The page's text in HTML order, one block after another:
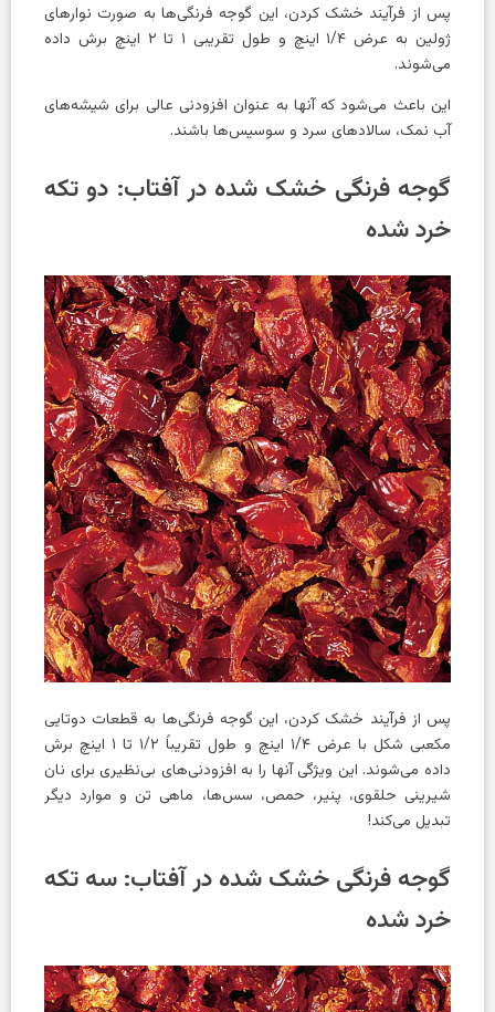
پس از فرآیند خشک کردن، این گوجه فرنگی‌ها به صورت نوارهای
ژولین به عرض ۱/۴ اینچ و طول تقریبی ۱ تا ۲ اینچ برش داده
می‌شوند.
این باعث می‌شود که آنها به عنوان افزودنی عالی برای شیشه‌های
آب نمک، سالادهای سرد و سوسیس‌ها باشند.
گوجه فرنگی خشک شده در آفتاب: دو تکه
خرد شده
پس از فرآیند خشک کردن، این گوجه فرنگی‌ها به قطعات دوتایی
مکعبی شکل با عرض ۱/۴ اینچ و طول تقریباً ۱/۲ تا ۱ اینچ برش
داده می‌شوند. این ویژگی آنها را به افزودنی‌های بی‌نظیری برای نان
شیرینی حلقوی، پنیر، حمص، سس‌ها، ماهی تن و موارد دیگر
تبدیل می‌کند!
گوجه فرنگی خشک شده در آفتاب: سه تکه
خرد شده